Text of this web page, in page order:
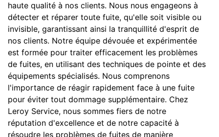
haute qualité à nos clients. Nous nous engageons à
détecter et réparer toute fuite, qu'elle soit visible ou
invisible, garantissant ainsi la tranquillité d'esprit de
nos clients. Notre équipe dévouée et expérimentée
est formée pour traiter efficacement les problèmes
de fuites, en utilisant des techniques de pointe et des
équipements spécialisés. Nous comprenons
l'importance de réagir rapidement face à une fuite
pour éviter tout dommage supplémentaire. Chez
Leroy Service, nous sommes fiers de notre
réputation d'excellence et de notre capacité à
résoudre les problèmes de fuites de manière